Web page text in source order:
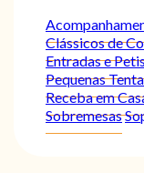
Clássicos de
Entradas e
Pequenas
Receba em
Sobremesas